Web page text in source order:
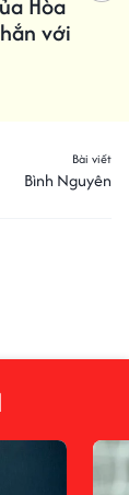
với
Bài viết
Bình Nguyên